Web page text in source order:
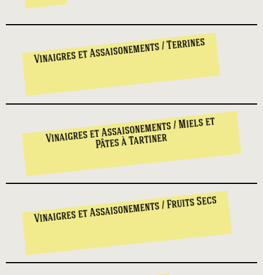
Vinaigres et Assaisonements / Terrines
Vinaigres et Assaisonements / Miels et
Pâtes à Tartiner
Vinaigres et Assaisonements / Fruits Secs